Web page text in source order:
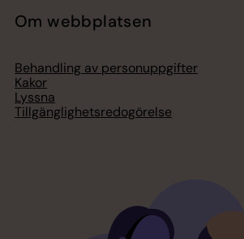
Om webbplatsen
Behandling av personuppgifter
Kakor
Lyssna
Tillgänglighetsredogörelse